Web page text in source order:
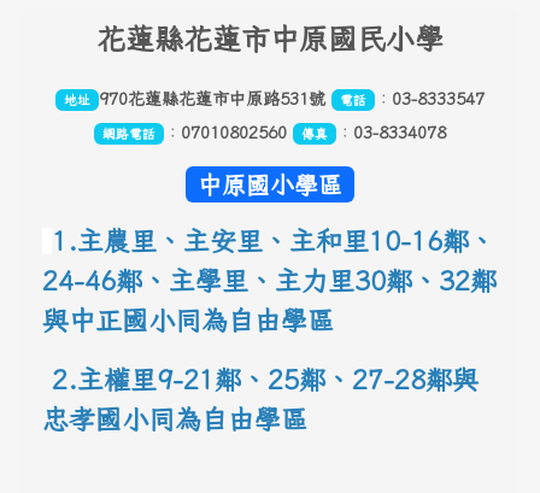
花蓮縣花蓮市中原國民小學
地址 970花蓮縣花蓮市中原路531號 電話 ： 03-8333547
網路電話 ： 07010802560 傳真 ： 03-8334078
中原國小學區
1.主農里、主安里、主和里10-16鄰 、
24-46鄰、主學里、主力里30鄰 、 32鄰
與中正國小同為自由學區
2.主權里9-21鄰、25鄰 、 27-28鄰與
忠孝國小同為自由學區